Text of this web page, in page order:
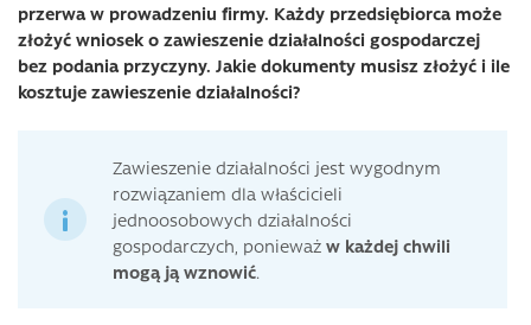
przerwa w prowadzeniu firmy. Każdy przedsiębiorca może
złożyć wniosek o zawieszenie działalności gospodarczej
bez podania przyczyny. Jakie dokumenty musisz złożyć i ile
kosztuje zawieszenie działalności?
Zawieszenie działalności jest wygodnym
rozwiązaniem dla właścicieli
jednoosobowych działalności
gospodarczych, ponieważ w każdej chwili
mogą ją wznowić.